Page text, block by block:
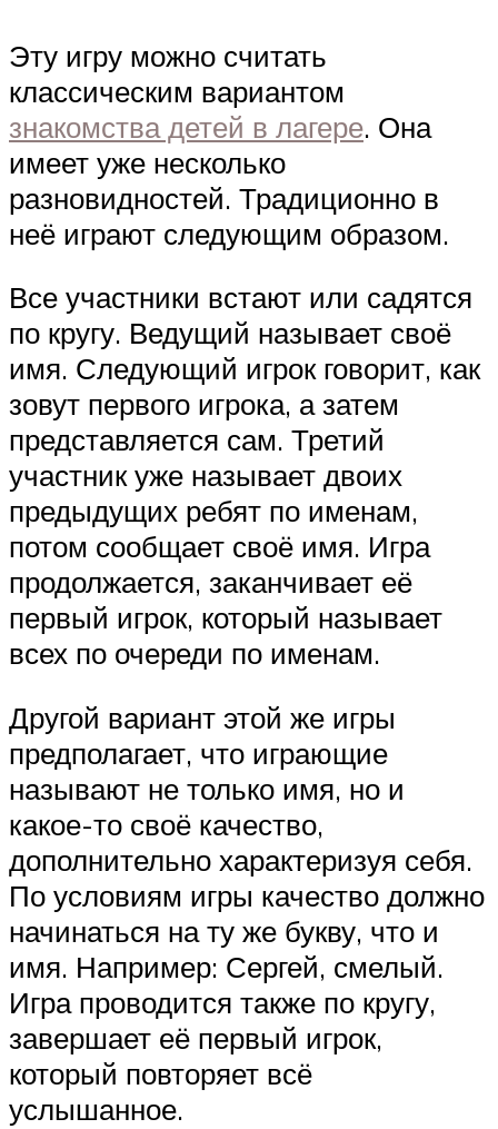
Эту игру можно считать
классическим вариантом
знакомства детей в лагере. Она
имеет уже несколько
разновидностей. Традиционно в
неё играют следующим образом.
Все участники встают или садятся
по кругу. Ведущий называет своё
имя. Следующий игрок говорит, как
зовут первого игрока, а затем
представляется сам. Третий
участник уже называет двоих
предыдущих ребят по именам,
потом сообщает своё имя. Игра
продолжается, заканчивает её
первый игрок, который называет
всех по очереди по именам.
Другой вариант этой же игры
предполагает, что играющие
называют не только имя, но и
какое-то своё качество,
дополнительно характеризуя себя.
По условиям игры качество должно
начинаться на ту же букву, что и
имя. Например: Сергей, смелый.
Игра проводится также по кругу,
завершает её первый игрок,
который повторяет всё
услышанное.